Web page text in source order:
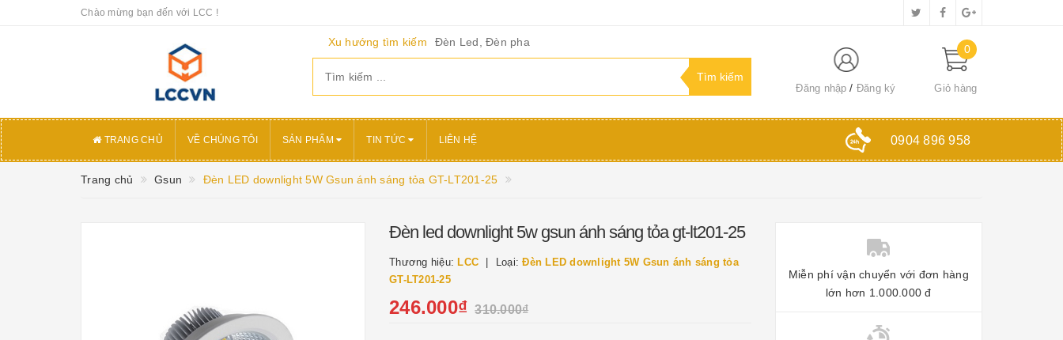
Chào mừng bạn đến với LCC !
Xu hướng tìm kiếm Đèn Led, Đèn pha
Đăng nhập Đăng ký
0
Giỏ hàng
TRANG CHỦ VỀ CHÚNG TÔI SẢN PHẨM TIN TỨC LIÊN HỆ 0904 896 958
Trang chủ Gsun Đèn LED downlight 5W Gsun ánh sáng tỏa GT-LT201-25
Đèn led downlight 5w gsun ánh sáng tỏa gt-lt201-25
Thương hiệu: LCC Loại:Đèn LED downlight 5W Gsun ánh sáng tỏa
GT-LT201-25
246.000₫ 310.000₫
Miễn phí vận chuyển với đơn hàng
lớn hơn 1.000.000 đ